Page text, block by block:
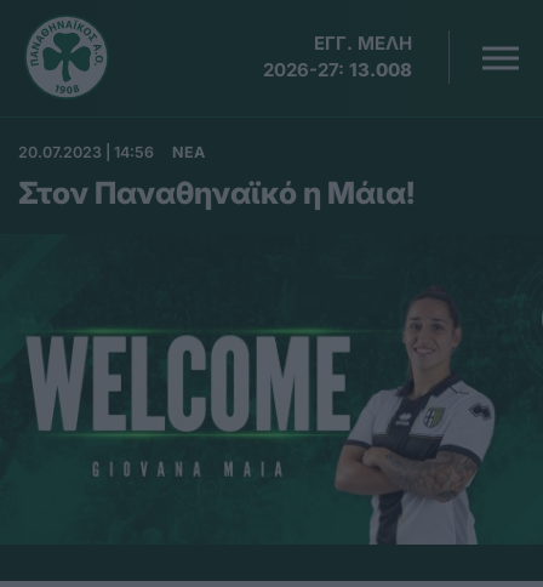
ΕΓΓ. ΜΕΛΗ
2026-27: 13.008
20.07.2023 | 14:56 ΝΕΑ
Στον Παναθηναϊκό η Μάια!